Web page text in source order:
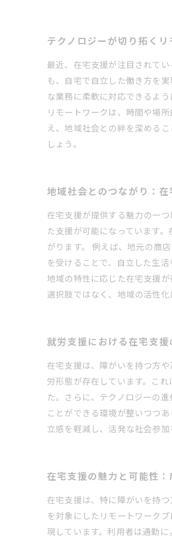
テクノロジーが切り拓く
最近、在宅支援が注目されて
も、自宅で自立した働き方を
な業務に柔軟に対応できるよ
リモートワークは、時間や場
え、地域社会との絆を深める
しょう。
地域社会とのつながり：在
在宅支援が提供する魅力の一
た支援が可能になっています
がります。 例えば、地元の商
を受けることで、自立した生
地域の特性に応じた在宅支援
選択肢ではなく、地域の活性
就労支援における在宅支
在宅支援は、障がいを持つ方
労形態が存在しています。こ
た。さらに、テクノロジーの
ことができる環境が整いつつ
立感を軽減し、活発な社会参
在宅支援の魅力と可能性
在宅支援は、特に障がいを持
を対象にしたリモートワーク
現しています。利用者は通勤